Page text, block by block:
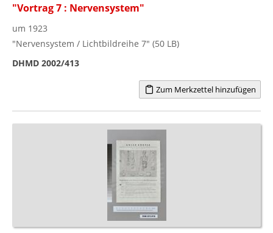
"Vortrag 7 : Nervensystem"
um 1923
"Nervensystem / Lichtbildreihe 7" (50 LB)
DHMD 2002/413
Zum Merkzettel hinzufügen